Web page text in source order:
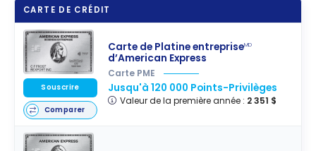
CARTE DE CRÉDIT
Carte de Platine entrepriseMD
d’American Express
Carte PME
Jusqu'à 120 000 Points-Privilèges
Valeur de la première année : 2 351 $
Souscrire
Comparer